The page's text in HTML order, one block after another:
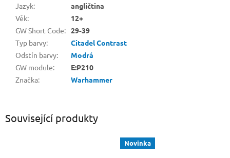
Související produkty
Novinka
Jazyk:
angličtina
Věk:
12+
GW Short Code: 29-39
Typ barvy:
Citadel Contrast
Odstín barvy:
Modrá
GW module:
E:P210
Značka: Warhammer